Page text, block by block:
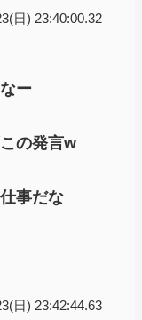
日) 23:40:00.32
ー
の発言w
事だな
日) 23:42:44.63